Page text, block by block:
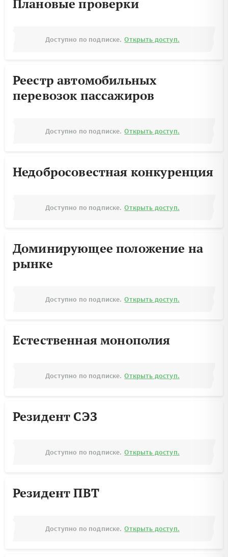
Плановые проверки
Доступно по подписке. Открыть доступ.
Реестр автомобильных
перевозок пассажиров
Доступно по подписке. Открыть доступ.
Недобросовестная конкуренция
Доступно по подписке. Открыть доступ.
Доминирующее положение на
рынке
Доступно по подписке. Открыть доступ.
Естественная монополия
Доступно по подписке. Открыть доступ.
Резидент СЭЗ
Доступно по подписке. Открыть доступ.
Резидент ПВТ
Доступно по подписке. Открыть доступ.